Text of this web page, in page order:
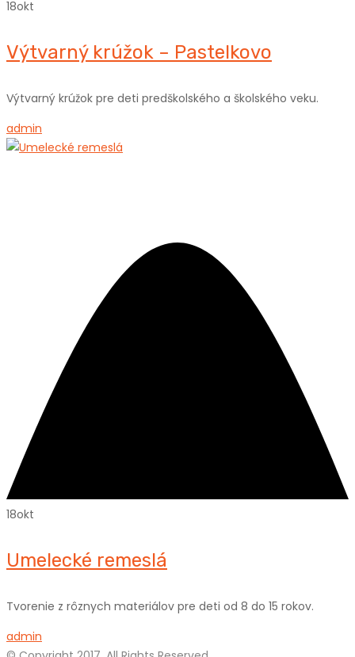
18okt
Výtvarný krúžok – Pastelkovo
Výtvarný krúžok pre deti predškolského a školského veku.
admin
18okt
Umelecké remeslá
Tvorenie z rôznych materiálov pre deti od 8 do 15 rokov.
admin